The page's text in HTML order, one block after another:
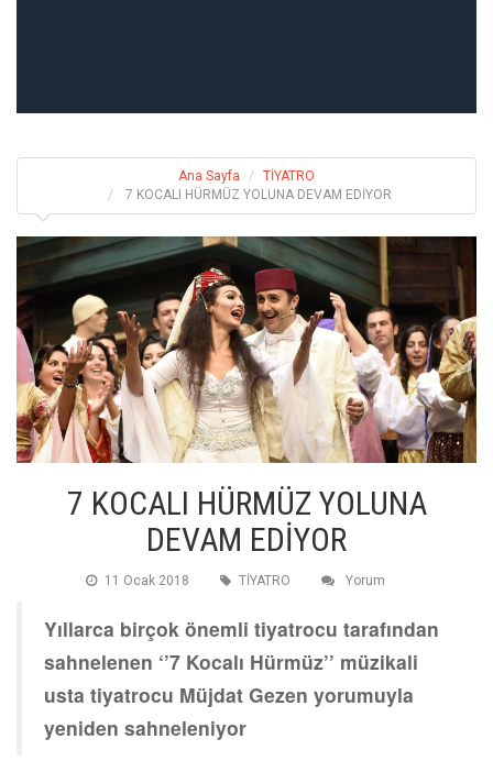
Ana Sayfa
TİYATRO
7 KOCALI HÜRMÜZ YOLUNA DEVAM EDİYOR
7 KOCALI HÜRMÜZ YOLUNA
DEVAM EDİYOR
11 Ocak 2018 TİYATRO Yorum
Yıllarca birçok önemli tiyatrocu tarafından
sahnelenen ‘’7 Kocalı Hürmüz’’ müzikali
usta tiyatrocu Müjdat Gezen yorumuyla
yeniden sahneleniyor